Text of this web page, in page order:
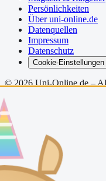
Persönlichkeiten
Über uni-online.de
Datenquellen
Impressum
Datenschutz
Cookie-Einstellungen
© 2026 Uni-Online.de –